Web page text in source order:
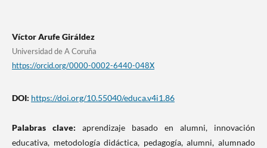
Víctor Arufe Giráldez
Universidad de A Coruña
https://orcid.org/0000-0002-6440-048X
DOI: https://doi.org/10.55040/educa.v4i1.86
Palabras clave: aprendizaje basado en alumni, innovación
educativa, metodología didáctica, pedagogía, alumni, alumnado